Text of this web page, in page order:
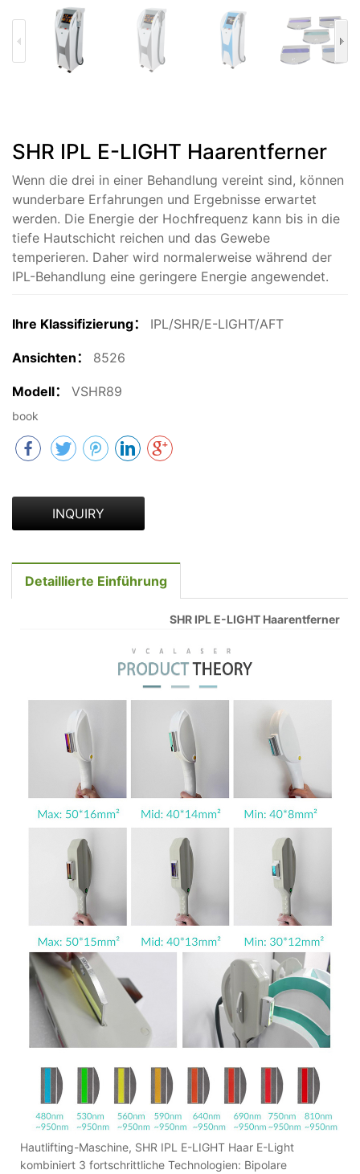
SHR IPL E-LIGHT Haarentferner
Wenn die drei in einer Behandlung vereint sind, können
wunderbare Erfahrungen und Ergebnisse erwartet
werden. Die Energie der Hochfrequenz kann bis in die
tiefe Hautschicht reichen und das Gewebe
temperieren. Daher wird normalerweise während der
IPL-Behandlung eine geringere Energie angewendet.
Ihre Klassifizierung： IPL/SHR/E-LIGHT/AFT
Ansichten： 8526
Modell： VSHR89
book
INQUIRY
Detaillierte Einführung
SHR IPL E-LIGHT Haarentferner
Hautlifting-Maschine, SHR IPL E-LIGHT Haar E-Light
kombiniert 3 fortschrittliche Technologien: Bipolare